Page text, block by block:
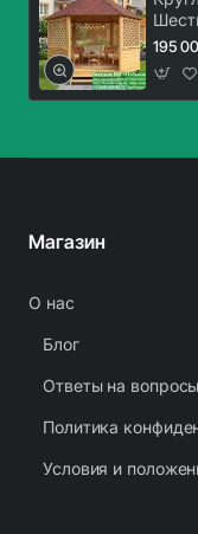
Для
195
Магазин
О нас
Блог
Ответы на вопросы
Условия и